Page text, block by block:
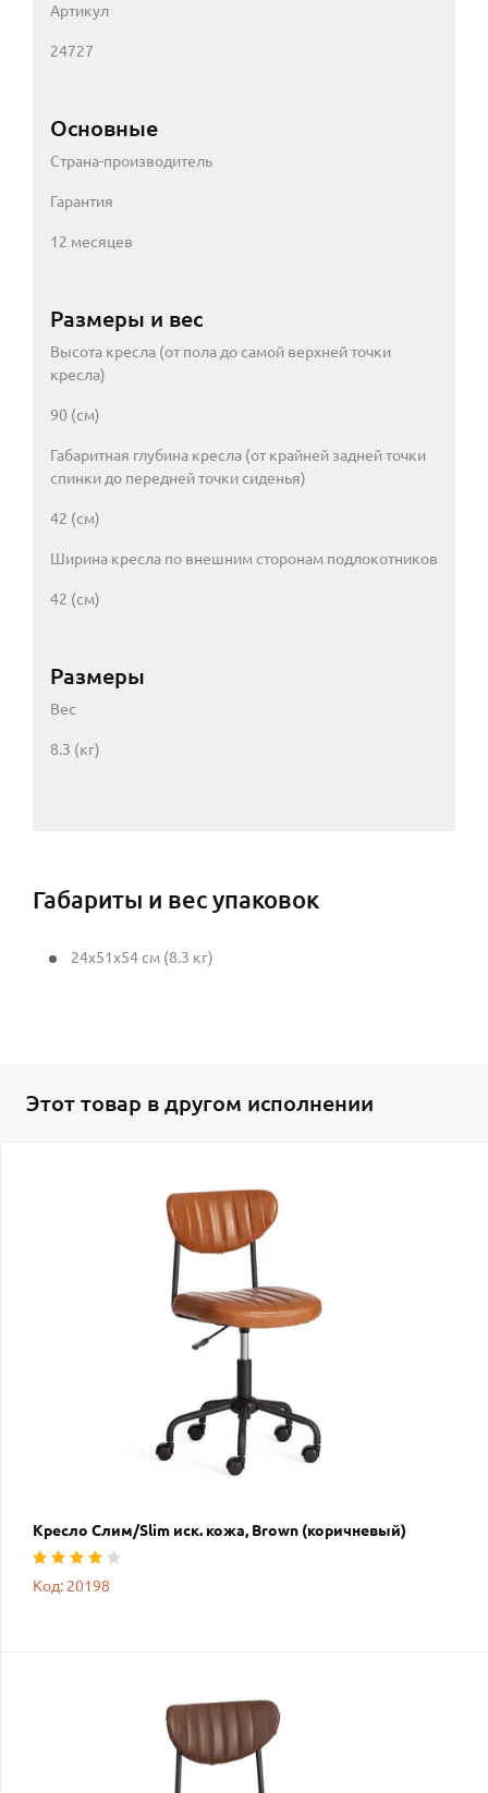
Артикул
24727
Основные
Страна-производитель
Гарантия
12 месяцев
Размеры и вес
Высота кресла (от пола до самой верхней точки
кресла)
90 (см)
Габаритная глубина кресла (от крайней задней точки
спинки до передней точки сиденья)
42 (см)
Ширина кресла по внешним сторонам подлокотников
42 (см)
Размеры
Вес
8.3 (кг)
Габариты и вес упаковок
24x51x54 см (8.3 кг)
Этот товар в другом исполнении
Кресло Слим/Slim иск. кожа, Brown (коричневый)
Код: 20198